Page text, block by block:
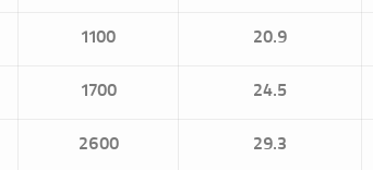
20.9
1100
24.5
1700
29.3
2600